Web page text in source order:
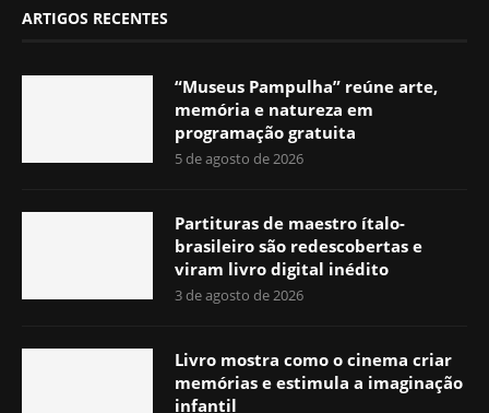
ARTIGOS RECENTES
“Museus Pampulha” reúne arte,
memória e natureza em
programação gratuita
5 de agosto de 2026
Partituras de maestro ítalo-
brasileiro são redescobertas e
viram livro digital inédito
3 de agosto de 2026
Livro mostra como o cinema criar
memórias e estimula a imaginação
infantil